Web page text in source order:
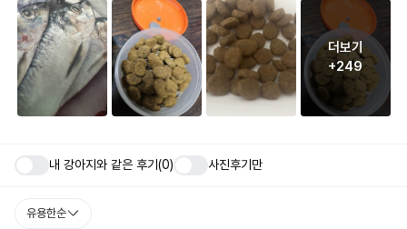
더보기
+249
내 강아지와 같은 후기(0) 사진후기만
유용한순